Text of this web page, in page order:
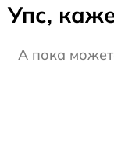
Упс,
А пока